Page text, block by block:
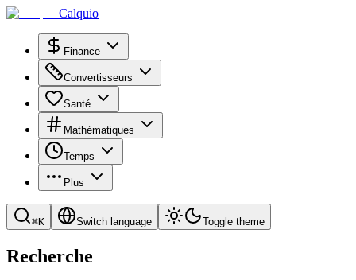
Calquio
Finance
Convertisseurs
Santé
Mathématiques
Temps
Plus
⌘K Switch language Toggle theme
Recherche